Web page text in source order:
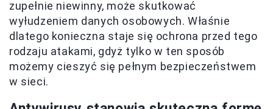
zupełnie niewinny, może skutkować
wyłudzeniem danych osobowych. Właśnie
dlatego konieczna staje się ochrona przed tego
rodzaju atakami, gdyż tylko w ten sposób
możemy cieszyć się pełnym bezpieczeństwem
w sieci.